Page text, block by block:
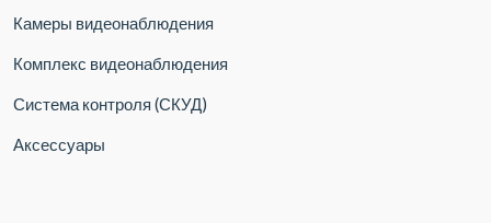
Камеры видеонаблюдения
Комплекс видеонаблюдения
Система контроля (СКУД)
Аксессуары